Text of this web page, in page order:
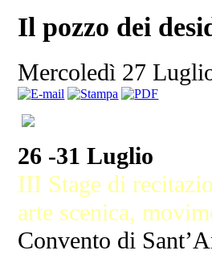
Il pozzo dei
Mercoledì 27
26 -31 Luglio
III Stage di
arte scenica,
Convento di